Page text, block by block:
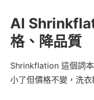
AI
格、降品質
Shrinkflation 這個詞
小了但價格不變，洗